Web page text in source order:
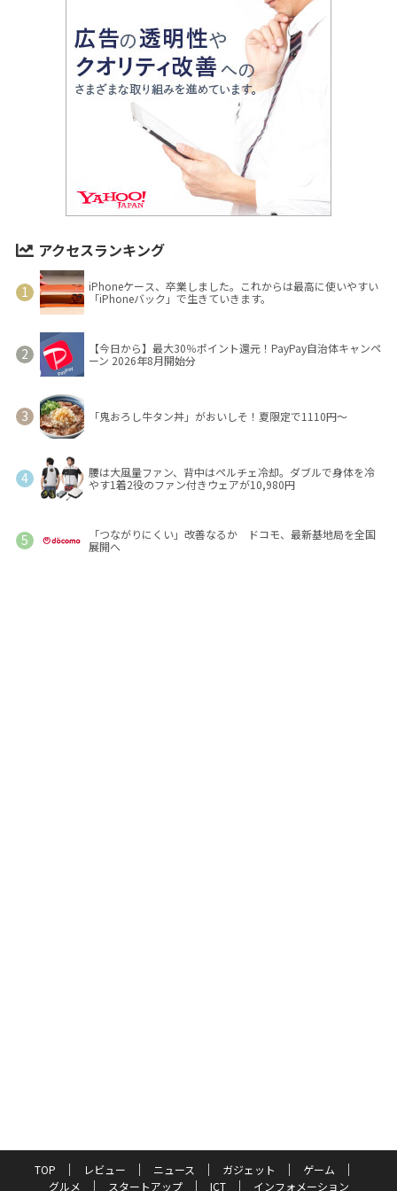
アクセスランキング
iPhoneケース、卒業しました。これからは最高に使いやすい
「iPhoneバック」で生きていきます。
【今日から】最大30％ポイント還元！PayPay自治体キャンペ
ーン 2026年8月開始分
「鬼おろし牛タン丼」がおいしそ！夏限定で1110円～
腰は大風量ファン、背中はペルチェ冷却。ダブルで身体を冷
やす1着2役のファン付きウェアが10,980円
「つながりにくい」改善なるか ドコモ、最新基地局を全国
展開へ
TOP レビュー ニュース ガジェット
ゲーム
グルメ
スタートアップ ICT インフォメーション